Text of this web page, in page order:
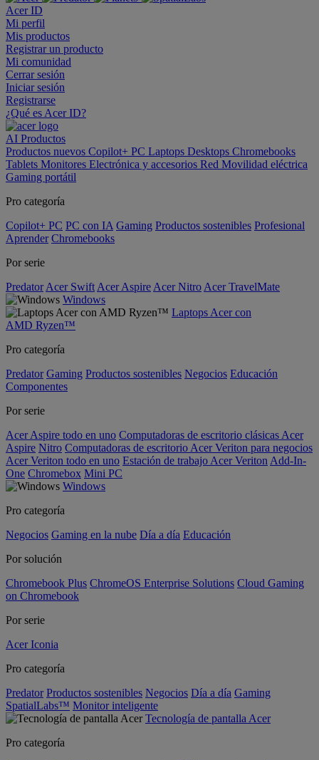
Acer ID
Mi perfil
Mis productos
Registrar un producto
Mi comunidad
Cerrar sesión
Iniciar sesión
Registrarse
¿Qué es Acer ID?
AI Productos
Productos nuevos Copilot+ PC Laptops Desktops Chromebooks
Tablets Monitores Electrónica y accesorios Red Movilidad eléctrica
Gaming portátil
Pro categoría
Copilot+ PC PC con IA Gaming Productos sostenibles Profesional
Aprender Chromebooks
Por serie
Predator Acer Swift Acer Aspire Acer Nitro Acer TravelMate
Windows
Laptops Acer con
AMD Ryzen™
Pro categoría
Predator Gaming Productos sostenibles Negocios Educación
Componentes
Por serie
Acer Aspire todo en uno Computadoras de escritorio clásicas Acer
Aspire Nitro Computadoras de escritorio Acer Veriton para negocios
Acer Veriton todo en uno Estación de trabajo Acer Veriton Add-In-
One Chromebox Mini PC
Windows
Pro categoría
Negocios Gaming en la nube Día a día Educación
Por solución
Chromebook Plus ChromeOS Enterprise Solutions Cloud Gaming
on Chromebook
Por serie
Acer Iconia
Pro categoría
Predator Productos sostenibles Negocios Día a día Gaming
SpatialLabs™ Monitor inteligente
Tecnología de pantalla Acer
Pro categoría